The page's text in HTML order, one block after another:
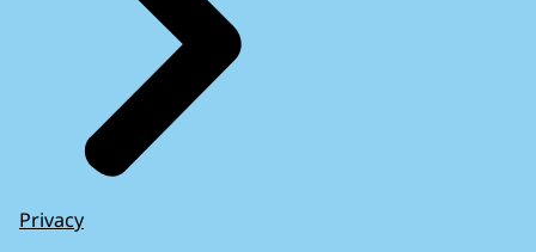
Privacy